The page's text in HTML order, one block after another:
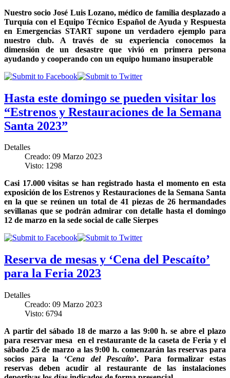
Nuestro socio José Luis Lozano, médico de familia desplazado a
Turquía con elEquipo Técnico Español de Ayuda y Respuesta
en Emergencias STARTsupone un verdadero ejemplo para
nuestro club. A través de su experiencia conocemos la
dimensión de un desastre que vivió en primera persona
ayudando y cooperando con un equipo humano insuperable
Hasta este domingo se pueden visitar los
“Estrenos y Restauraciones de la Semana
Santa 2023”
Detalles
Creado: 09 Marzo 2023
Visto: 1298
Casi 17.000 visitas se han registrado hasta el momento en esta
exposición de los Estrenos y Restauraciones de la Semana Santa
en la que se reúnen un total de 41 piezas de 26 hermandades
sevillanas que se podrán admirar con detalle hasta el domingo
12 de marzo en la sede social de calle Sierpes
Reserva de mesas y ‘Cena del Pescaíto’
para la Feria 2023
Detalles
Creado: 09 Marzo 2023
Visto: 6794
A partir del sábado 18 de marzo a las 9:00 h. se abre el plazo
para reservar mesa en el restaurante de la caseta de Feria y el
sábado 25 de marzo a las 9:00 h. comenzarán las reservas para
socios para la ‘Cena del Pescaíto’. Para formalizar estas
reservas deben acudir al restaurante de las instalaciones